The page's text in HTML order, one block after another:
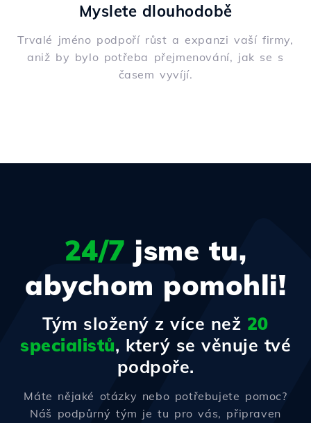
Myslete dlouhodobě
Trvalé jméno podpoří růst a expanzi vaší firmy,
aniž by bylo potřeba přejmenování, jak se s
časem vyvíjí.
24/7 jsme tu,
abychom pomohli!
Tým složený z více než 20
specialistů, který se věnuje tvé
podpoře.
Máte nějaké otázky nebo potřebujete pomoc?
Náš podpůrný tým je tu pro vás, připraven